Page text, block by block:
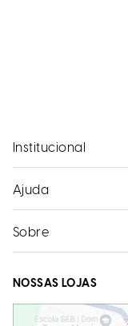
Institucional
Ajuda
Sobre
NOSSAS LOJAS